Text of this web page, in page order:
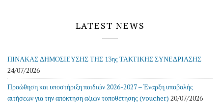
LATEST NEWS
ΠΙΝΑΚΑΣ ΔΗΜΟΣΙΕΥΣΗΣ ΤΗΣ 13ης ΤΑΚΤΙΚΗΣ ΣΥΝΕΔΡΙΑΣΗΣ
24/07/2026
Προώθηση και υποστήριξη παιδιών 2026-2027 – Έναρξη υποβολής
αιτήσεων για την απόκτηση αξιών τοποθέτησης (voucher) 20/07/2026